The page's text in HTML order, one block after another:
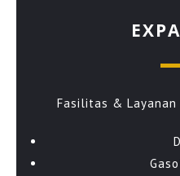
Fasilitas &